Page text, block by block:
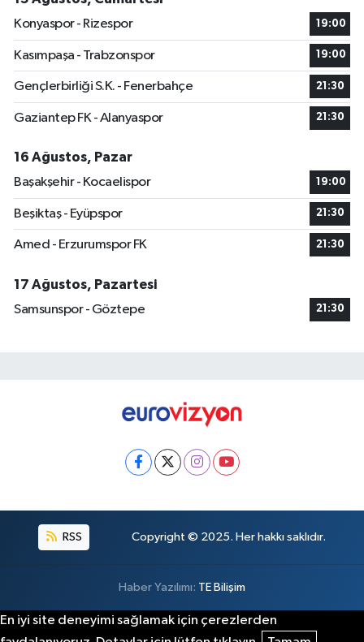
Konyaspor - Rizespor
19:00
Kasımpaşa - Trabzonspor 19:00
Gençlerbirliği S.K. - Fenerbahçe 21:30
Gaziantep FK - Alanyaspor 21:30
16 Ağustos, Pazar
Başakşehir - Kocaelispor
19:00
Beşiktaş - Eyüpspor 21:30
Amed - Erzurumspor FK 21:30
17 Ağustos, Pazartesi
Samsunspor - Göztepe
21:30
RSS Copyright © 2025. Her hakkı saklıdır.
Haber Yazılımı: TE Bilişim
En iyi site deneyimi sağlamak için çerezlerden